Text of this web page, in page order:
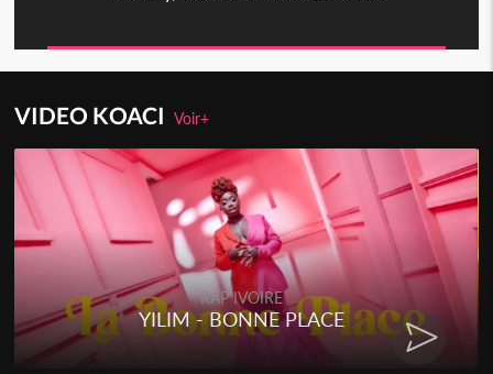
VIDEO KOACIVoir+
RAP IVOIRE
YILIM - BONNE PLACE